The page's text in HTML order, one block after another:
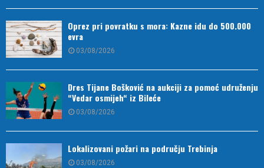
Oprez pri povratku s mora: Kazne idu do 500.000
evra
03/08/2026
Dres Tijane Bošković na aukciji za pomoć udruženju
“Vedar osmijeh“ iz Bileće
03/08/2026
Lokalizovani požari na području Trebinja
03/08/2026